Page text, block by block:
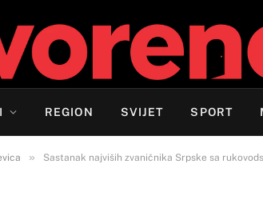
REGION SVIJET SPORT
» Sastanak najviših zvaničnika Srpske sa